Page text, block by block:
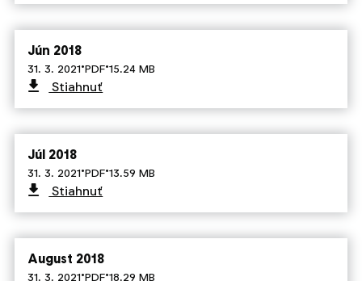
Jún 2018
31. 3. 2021·PDF·15.24 MB
Stiahnuť
Júl 2018
31. 3. 2021·PDF·13.59 MB
Stiahnuť
August 2018
31. 3. 2021·PDF·18.29 MB